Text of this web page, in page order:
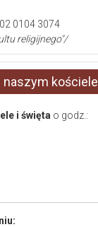
0104 3074
religijnego"/
kościele
i święta o godz.: